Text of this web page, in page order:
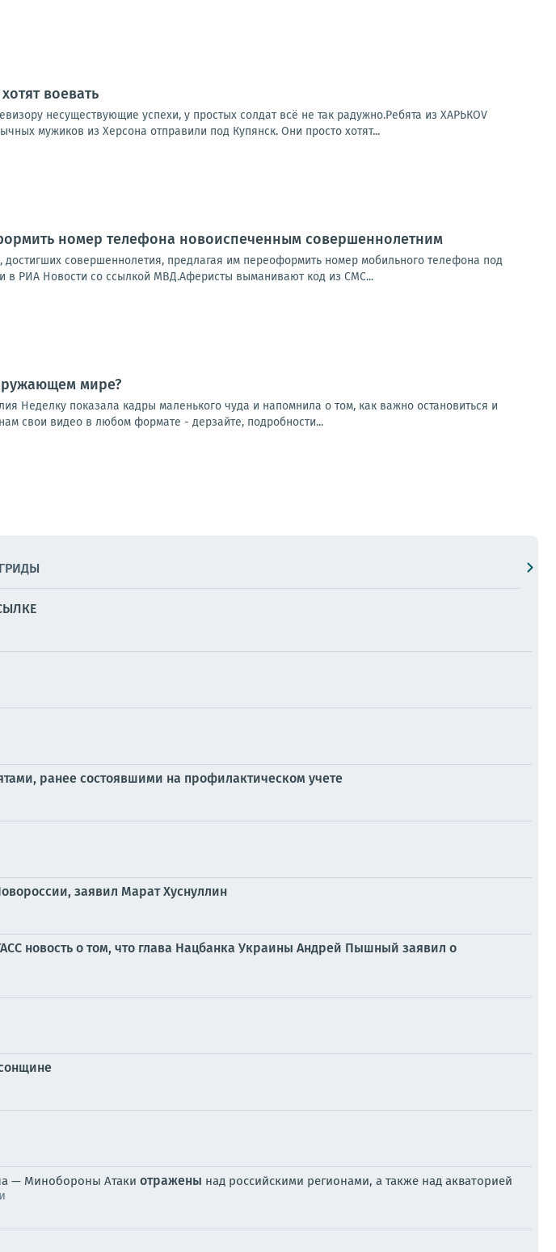
воевать
несуществующие успехи, у простых солдат всё не так радужно.Ребята из ХАРЬКОV
мужиков из Херсона отправили под Купянск. Они просто хотят...
номер телефона новоиспеченным совершеннолетним
совершеннолетия, предлагая им переоформить номер мобильного телефона под
в РИА Новости со ссылкой МВД.Аферисты выманивают код из СМС...
мире?
Неделку показала кадры маленького чуда и напомнила о том, как важно остановиться и
свои видео в любом формате - дерзайте, подробности...
ранее состоявшими на профилактическом учете
заявил Марат Хуснуллин
новость о том, что глава Нацбанка Украины Андрей Пышный заявил о
— Минобороны Атаки отражены над российскими регионами, а также над акваторией